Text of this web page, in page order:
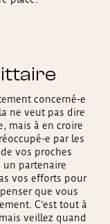
concerné-e
ne veut pas dire
mais à en croire
e par les
vos proches
partenaire
vos efforts pour
que vous
C’est tout à
veillez quand